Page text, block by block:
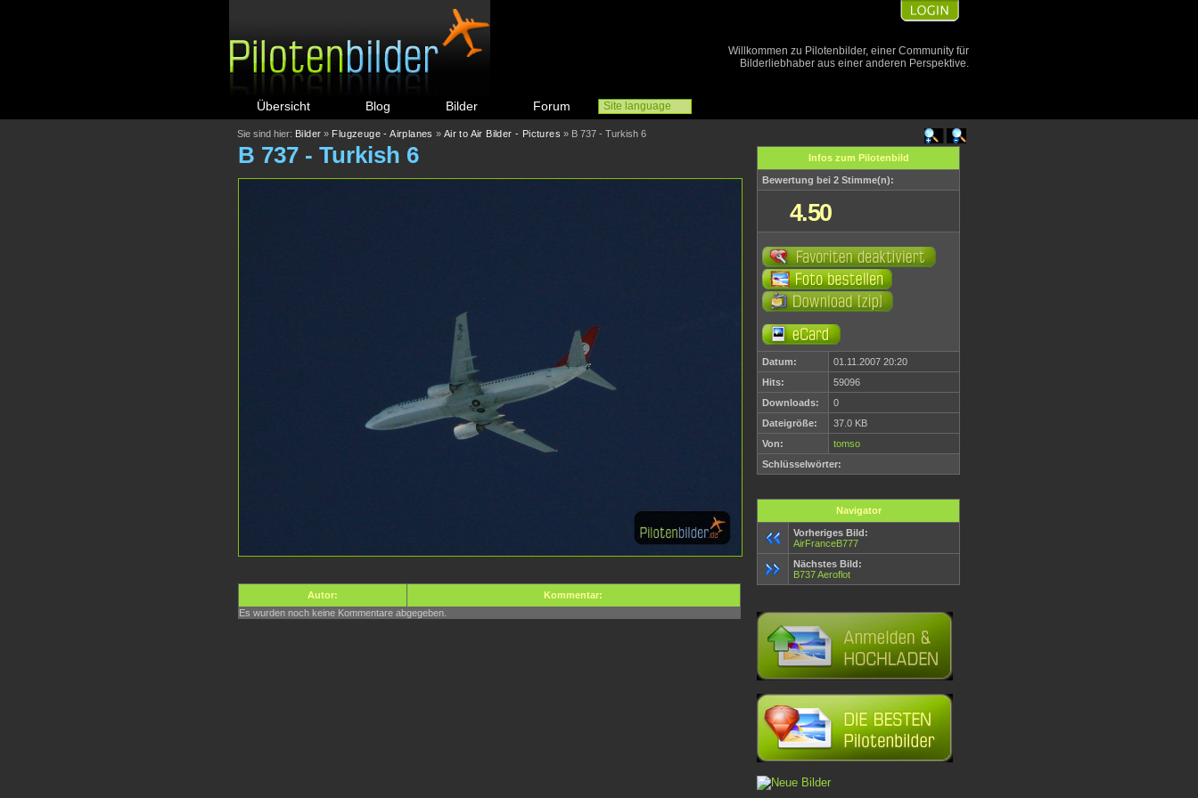
Willkommen zu Pilotenbilder, einer Community für
Bilderliebhaber aus einer anderen Perspektive.
Übersicht Blog Bilder Forum Site language
Sie sind hier: Bilder » Flugzeuge - Airplanes » Air to Air Bilder - Pictures » B 737 - Turkish 6
B 737 - Turkish 6
Autor:
Kommentar:
Es wurden noch keine Kommentare abgegeben.
Infos zum Pilotenbild
Bewertung bei 2 Stimme(n):
4.50
Datum:
01.11.2007 20:20
Hits:
59096
Downloads:
0
Dateigröße:
37.0 KB
Von:
tomso
Schlüsselwörter:
Navigator
Vorheriges Bild:
AirFranceB777
Nächstes Bild:
B737 Aeroflot